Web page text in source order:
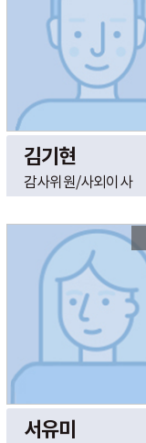
김기현
감사위원/사외이사
서유미